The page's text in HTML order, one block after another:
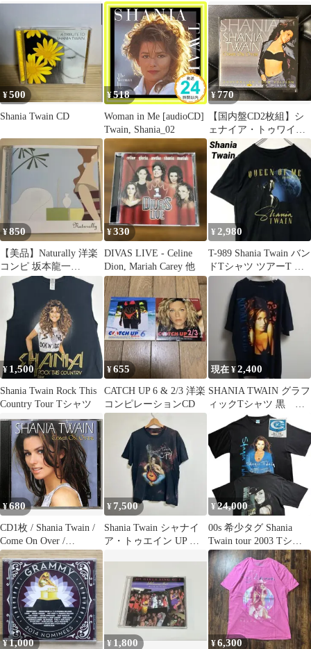
アニマル 馬 宇宙
動作未確認 【中古】
¥500
Shania Twain CD
¥518
Woman in Me [audioCD]
Twain, Shania_02
¥770
【国内盤CD2枚組】シ
ェナイア・トゥワイン
「カム・オン・オーヴ
ァー」 Shania Twain
¥850
【美品】Naturally 洋楽
コンピ 坂本龍一
Suzanne Vega
¥330
DIVAS LIVE - Celine
Dion, Mariah Carey 他
¥2,980
T-989 Shania Twain バン
ドTシャツ ツアーT M
黒 古着
¥ 1,500
Shania Twain Rock This
Country Tour Tシャツ
¥655
CATCH UP 6 & 2/3 洋楽
コンピレーションCD
現在 ¥2,400
SHANIA TWAIN グラフ
ィックTシャツ 黒 着
文66着幅62
¥680
CD1枚 / Shania Twain /
Come On Over /
D00182601
¥ 7,500
Shania Twain シャナイ
ア・トゥエイン UP タ
¥ 24,000
00s 希少タグ Shania
Twain tour 2003 Tシャ
ツ
¥1,000 ¥ 1,800 ¥6,300